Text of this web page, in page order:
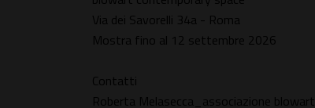
Via dei Savorelli 34a - Roma
Mostra fino al 12 settembre 2026
Contatti
Roberta Melasecca_associazione blowart